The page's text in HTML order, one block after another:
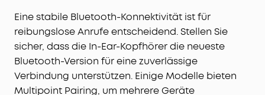
Eine stabile Bluetooth-Konnektivität ist für
reibungslose Anrufe entscheidend. Stellen Sie
sicher, dass die In-Ear-Kopfhörer die neueste
Bluetooth-Version für eine zuverlässige
Verbindung unterstützen. Einige Modelle bieten
Multipoint Pairing, um mehrere Geräte